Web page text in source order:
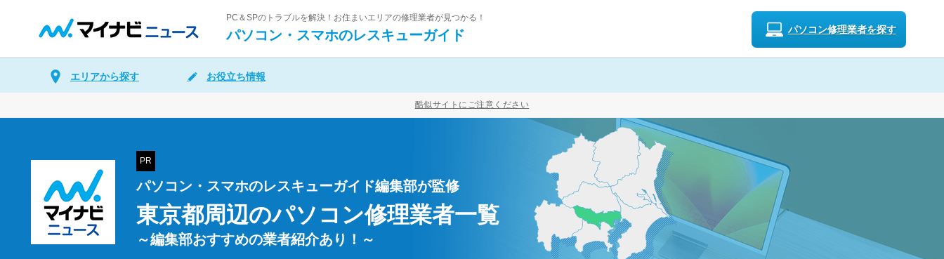
PC＆SPのトラブルを解決！お住まいエリアの修理業者が見つかる！
パソコン・スマホのレスキューガイド パソコン修理業者を探す
エリアから探す お役立ち情報
酷似サイトにご注意ください
PR
パソコン・スマホのレスキューガイド編集部が監修
東京都周辺のパソコン修理業者一覧
～編集部おすすめの業者紹介あり！～